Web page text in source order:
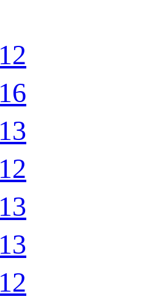
12
16
13
12
13
13
12